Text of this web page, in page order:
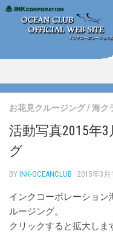
Skip
content
お花見クルージング/ 海ク
活動写真2015年
グ
BY INK-OCEANCLUB · 2015年3月
インクコーポレーション
ルージング。
クリックすると拡大しま